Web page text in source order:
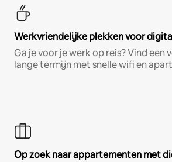
Werkvriendelijke plekken voor
Ga je voor je werk op reis? Vind een
lange termijn met snelle wifi en
Op zoek naar appartementen met